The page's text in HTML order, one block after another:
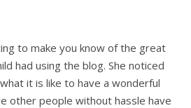
to make you know of the great
had using the blog. She noticed
it is like to have a wonderful
other people without hassle have